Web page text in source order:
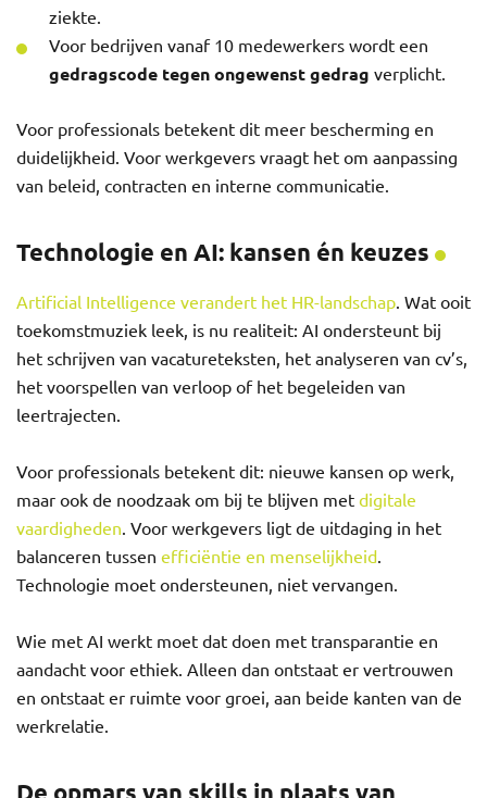
ziekte.
Voor bedrijven vanaf 10 medewerkers wordt een
gedragscode tegen ongewenst gedrag verplicht.
Voor professionals betekent dit meer bescherming en
duidelijkheid. Voor werkgevers vraagt het om aanpassing
van beleid, contracten en interne communicatie.
Technologie en AI: kansen én keuzes
Artificial Intelligence verandert het HR-landschap. Wat ooit
toekomstmuziek leek, is nu realiteit: AI ondersteunt bij
het schrijven van vacatureteksten, het analyseren van cv’s,
het voorspellen van verloop of het begeleiden van
leertrajecten.
Voor professionals betekent dit: nieuwe kansen op werk,
maar ook de noodzaak om bij te blijven met digitale
vaardigheden. Voor werkgevers ligt de uitdaging in het
balanceren tussen efficiëntie en menselijkheid.
Technologie moet ondersteunen, niet vervangen.
Wie met AI werkt moet dat doen met transparantie en
aandacht voor ethiek. Alleen dan ontstaat er vertrouwen
en ontstaat er ruimte voor groei, aan beide kanten van de
werkrelatie.